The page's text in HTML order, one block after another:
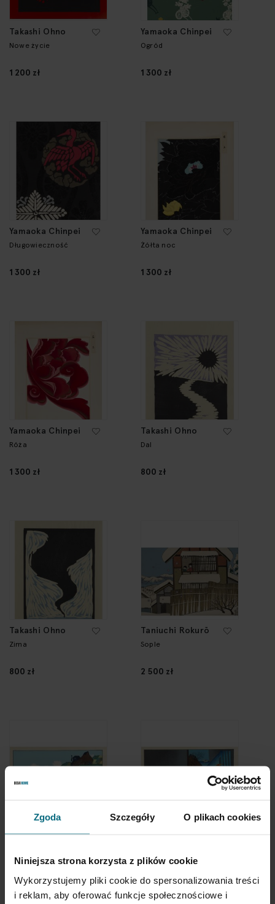
Zgoda Szczegóły O plikach cookies
Niniejsza strona korzysta z plików cookie
Wykorzystujemy pliki cookie do spersonalizowania treści
i reklam, aby oferować funkcje społecznościowe i
Takashi Ohno
Nowe życie
1 200 zł
Yamaoka Chinpei
Ogród
1 300 zł
Yamaoka Chinpei
Długowieczność
1 300 zł
Yamaoka Chinpei
Żółta noc
1 300 zł
Yamaoka Chinpei
Róża
1 300 zł
Takashi Ohno
Dal
800 zł
Takashi Ohno
Zima
800 zł
Taniuchi Rokurō
Sople
2 500 zł